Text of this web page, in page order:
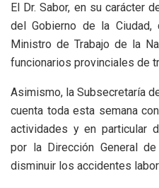
El Dr. Sabor, en su carácter
del Gobierno de la Ciudad,
Ministro de Trabajo de la
funcionarios provinciales de
Asimismo, la Subsecretaría
cuenta toda esta semana
actividades y en particular
por la Dirección General
disminuir los accidentes